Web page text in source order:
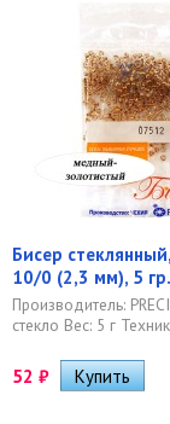
Бисер
10/0 (2,3 мм), 5
Производитель:
стекло Вес: 5 г
52 ₽